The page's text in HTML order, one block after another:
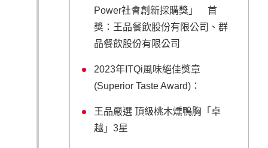
Power社會創新採購獎」 首
獎：王品餐飲股份有限公司、群
品餐飲股份有限公司
2023年ITQi風味絕佳獎章
(Superior Taste Award)：
王品嚴選 頂級桃木燻鴨胸「卓
越」3星